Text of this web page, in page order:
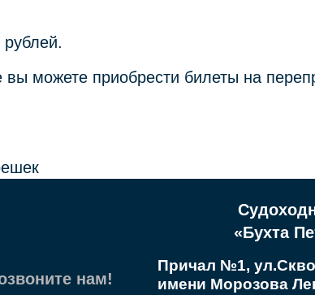
можете приобрести билеты на
нам!
«Бухта
Причал №1,
имени Морозова